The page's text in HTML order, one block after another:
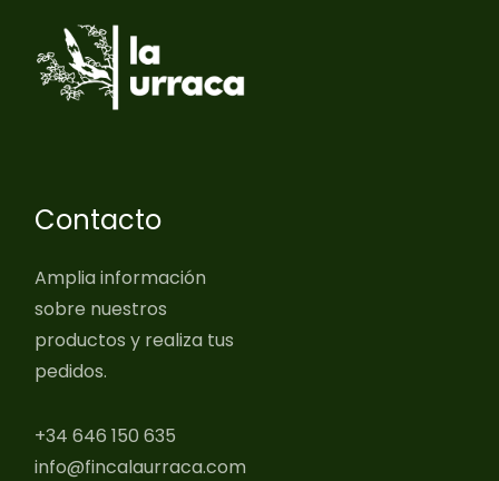
Contacto
Amplia información
sobre nuestros
productos y realiza tus
pedidos.
+34 646 150 635
info@fincalaurraca.com